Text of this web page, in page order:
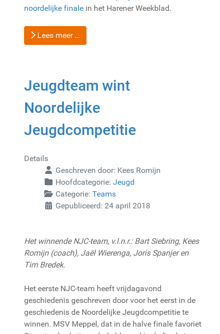
noordelijke finale in het Harener Weekblad.
Lees meer …
Jeugdteam wint
Noordelijke
Jeugdcompetitie
Details
Geschreven door: Kees Romijn
Hoofdcategorie: Jeugd
Categorie: Teams
Gepubliceerd: 24 april 2018
Het winnende NJC-team, v.l.n.r.: Bart Siebring, Kees
Romijn (coach), Jaël Wierenga, Joris Spanjer en
Tim Bredek.
Het eerste NJC-team heeft vrijdagavond
geschiedenis geschreven door voor het eerst in de
geschiedenis de Noordelijke Jeugdcompetitie te
winnen. MSV Meppel, dat in de halve finale favoriet